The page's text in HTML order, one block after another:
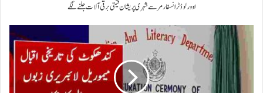
اوور لوڈ ٹرانسفارمر سے شہری پریشان قیمتی برقی آلات جلنے لگے